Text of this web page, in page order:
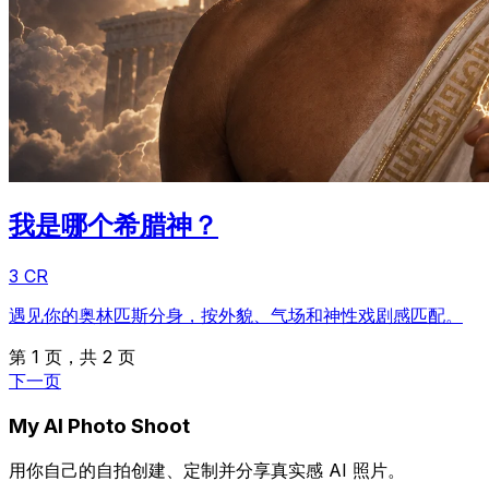
我是哪个希腊神？
3 CR
遇见你的奥林匹斯分身，按外貌、气场和神性戏剧感匹配。
第 1 页，共 2 页
下一页
My AI Photo Shoot
用你自己的自拍创建、定制并分享真实感 AI 照片。